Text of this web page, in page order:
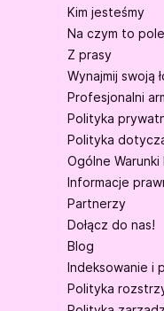
Kim jesteśmy
Na czym to
Z prasy
Wynajmij swoją
Profesjonalni
Polityka
Polityka
Ogólne
Informacje
Partnerzy
Dołącz do nas!
Blog
Indeksowanie i
Polityka